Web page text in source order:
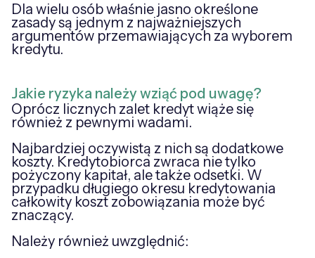
Dla wielu osób właśnie jasno określone
zasady są jednym z najważniejszych
argumentów przemawiających za wyborem
kredytu.
Jakie ryzyka należy wziąć pod uwagę?
Oprócz licznych zalet kredyt wiąże się
również z pewnymi wadami.
Najbardziej oczywistą z nich są dodatkowe
koszty. Kredytobiorca zwraca nie tylko
pożyczony kapitał, ale także odsetki. W
przypadku długiego okresu kredytowania
całkowity koszt zobowiązania może być
znaczący.
Należy również uwzględnić: